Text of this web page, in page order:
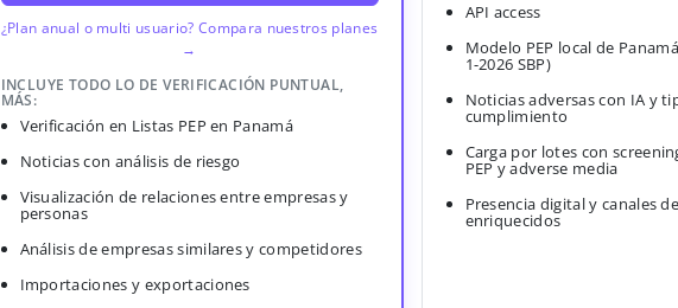
¿Plan anual o multi usuario? Compara nuestros planes
→
INCLUYE TODO LO DE VERIFICACIÓN PUNTUAL,
MÁS:
Verificación en Listas PEP en Panamá
Noticias con análisis de riesgo
Visualización de relaciones entre empresas y
personas
Análisis de empresas similares y competidores
Importaciones y exportaciones
API access
Modelo PEP local de
1-2026 SBP)
Noticias adversas con IA y
cumplimiento
Carga por lotes con
PEP y adverse media
Presencia digital y canales
enriquecidos